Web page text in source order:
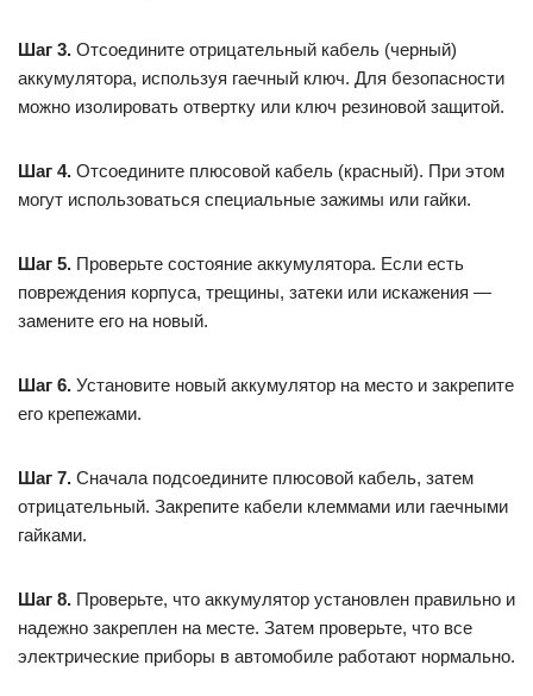
Шаг 3. Отсоедините отрицательный кабель (черный)
аккумулятора, используя гаечный ключ. Для безопасности
можно изолировать отвертку или ключ резиновой защитой.
Шаг 4. Отсоедините плюсовой кабель (красный). При этом
могут использоваться специальные зажимы или гайки.
Шаг 5. Проверьте состояние аккумулятора. Если есть
повреждения корпуса, трещины, затеки или искажения —
замените его на новый.
Шаг 6. Установите новый аккумулятор на место и закрепите
его крепежами.
Шаг 7. Сначала подсоедините плюсовой кабель, затем
отрицательный. Закрепите кабели клеммами или гаечными
гайками.
Шаг 8. Проверьте, что аккумулятор установлен правильно и
надежно закреплен на месте. Затем проверьте, что все
электрические приборы в автомобиле работают нормально.